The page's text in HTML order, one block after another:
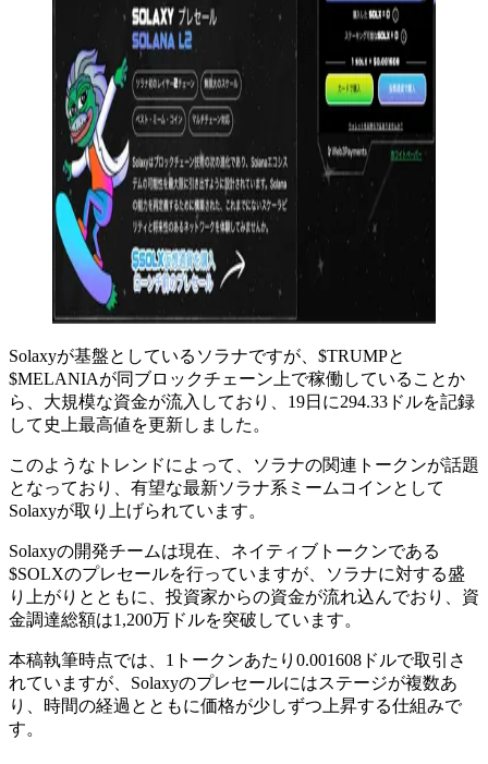
Solaxyが基盤としているソラナですが、$TRUMPと
$MELANIAが同ブロックチェーン上で稼働していることか
ら、大規模な資金が流入しており、19日に294.33ドルを記録
して史上最高値を更新しました。
このようなトレンドによって、ソラナの関連トークンが話題
となっており、有望な最新ソラナ系ミームコインとして
Solaxyが取り上げられています。
Solaxyの開発チームは現在、ネイティブトークンである
$SOLXのプレセールを行っていますが、ソラナに対する盛
り上がりとともに、投資家からの資金が流れ込んでおり、資
金調達総額は1,200万ドルを突破しています。
本稿執筆時点では、1トークンあたり0.001608ドルで取引さ
れていますが、Solaxyのプレセールにはステージが複数あ
り、時間の経過とともに価格が少しずつ上昇する仕組みで
す。